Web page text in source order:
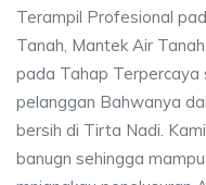
Terampil Profesional
Tanah, Mantek Air
pada Tahap Terpercaya
pelanggan Bahwanya
bersih di Tirta Nadi.
banugn sehingga